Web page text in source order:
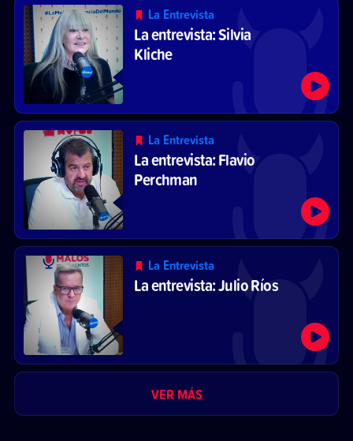
La Entrevista
La entrevista: Silvia
Kliche
La Entrevista
La entrevista: Flavio
Perchman
La Entrevista
La entrevista: Julio Ríos
VER MÁS